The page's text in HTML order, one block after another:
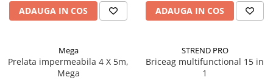
ADAUGA IN COS ADAUGA IN COS
Mega
Prelata impermeabila 4 X 5m,
Mega
STREND PRO
Briceag multifunctional 15 in
1